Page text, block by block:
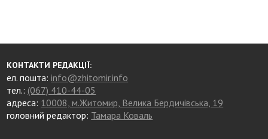
КОНТАКТИ РЕДАКЦІЇ:
ел. пошта:info@zhitomir.info
тел.: (067) 410-44-05
адреса: 10008, м.Житомир, Велика Бердичівська, 19
головний редактор: Тамара Коваль